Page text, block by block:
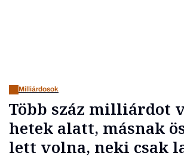
Milliárdosok
Több száz milliárdot
hetek alatt, másnak
lett volna, neki csak